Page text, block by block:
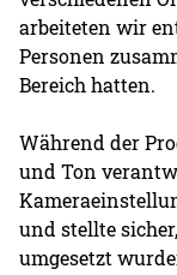
arbeiteten wir
Personen
Bereich hatten.
Während der
und Ton
und stellte
umgesetzt